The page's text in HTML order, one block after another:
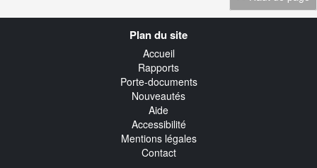
Plan du site
Accueil
Rapports
Porte-documents
Nouveautés
Aide
Accessibilité
Mentions légales
Contact